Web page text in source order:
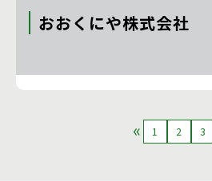
おおくにや株式会社
1 2 3